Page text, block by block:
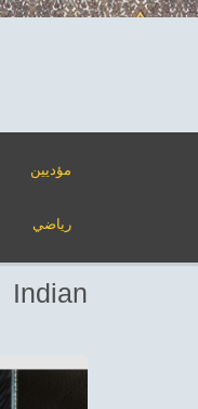
مؤديين
رياضي
Indian